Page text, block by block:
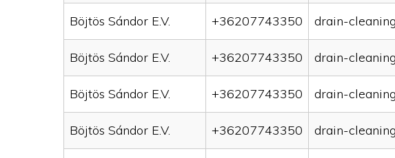
Böjtös Sándor E.V. +36207743350 drain-
Böjtös Sándor E.V. +36207743350 drain-
Böjtös Sándor E.V. +36207743350 drain-
Böjtös Sándor E.V. +36207743350 drain-